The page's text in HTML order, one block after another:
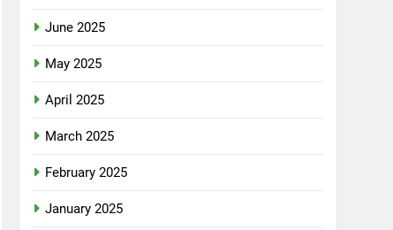
June 2025
May 2025
April 2025
March 2025
February 2025
January 2025